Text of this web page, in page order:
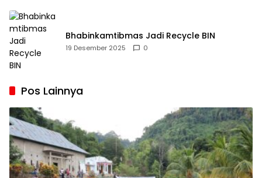
Bhabinkamtibmas Jadi Recycle BIN
19 Desember 2025 0
Pos Lainnya